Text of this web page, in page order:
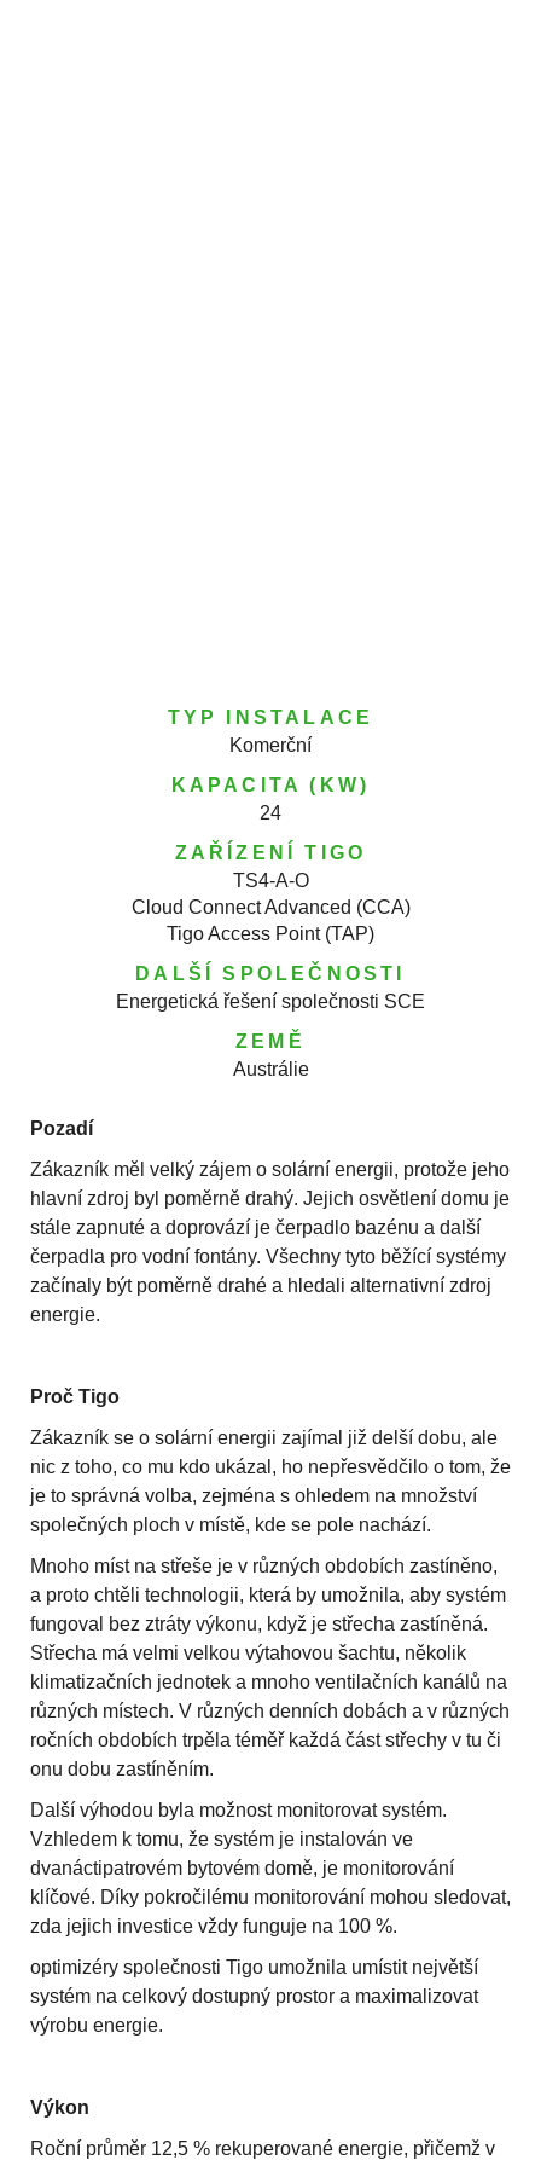
TYP INSTALACE
Komerční
KAPACITA (KW)
24
ZAŘÍZENÍ TIGO
TS4-A-O
Cloud Connect Advanced (CCA)
Tigo Access Point (TAP)
DALŠÍ SPOLEČNOSTI
Energetická řešení společnosti SCE
ZEMĚ
Austrálie
Pozadí
Zákazník měl velký zájem o solární energii, protože jeho
hlavní zdroj byl poměrně drahý. Jejich osvětlení domu je
stále zapnuté a doprovází je čerpadlo bazénu a další
čerpadla pro vodní fontány. Všechny tyto běžící systémy
začínaly být poměrně drahé a hledali alternativní zdroj
energie.
Proč Tigo
Zákazník se o solární energii zajímal již delší dobu, ale
nic z toho, co mu kdo ukázal, ho nepřesvědčilo o tom, že
je to správná volba, zejména s ohledem na množství
společných ploch v místě, kde se pole nachází.
Mnoho míst na střeše je v různých obdobích zastíněno,
a proto chtěli technologii, která by umožnila, aby systém
fungoval bez ztráty výkonu, když je střecha zastíněná.
Střecha má velmi velkou výtahovou šachtu, několik
klimatizačních jednotek a mnoho ventilačních kanálů na
různých místech. V různých denních dobách a v různých
ročních obdobích trpěla téměř každá část střechy v tu či
onu dobu zastíněním.
Další výhodou byla možnost monitorovat systém.
Vzhledem k tomu, že systém je instalován ve
dvanáctipatrovém bytovém domě, je monitorování
klíčové. Díky pokročilému monitorování mohou sledovat,
zda jejich investice vždy funguje na 100 %.
optimizéry společnosti Tigo umožnila umístit největší
systém na celkový dostupný prostor a maximalizovat
výrobu energie.
Výkon
Roční průměr 12,5 % rekuperované energie, přičemž v